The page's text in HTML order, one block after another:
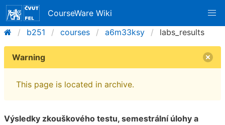
CourseWare Wiki
b251
courses a6m33ksy labs_results
Warning
This page is located in archive.
Výsledky zkouškového testu, semestrální úlohy a